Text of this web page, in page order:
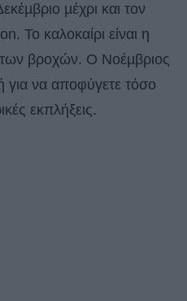
µέχρι και τον
Το καλοκαίρι είναι η
βροχών. Ο Νοέµβριος
για να αποφύγετε τόσο
εκπλήξεις.